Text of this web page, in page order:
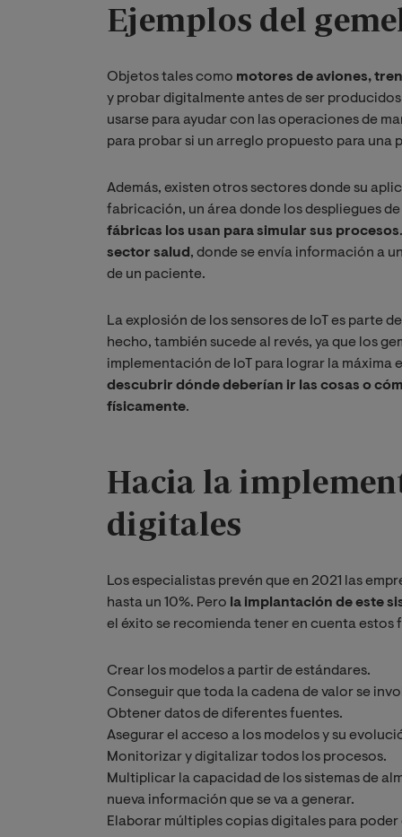
Ejemplos del
Objetos tales como motores de aviones,
y probar digitalmente antes de ser
usarse para ayudar con las operaciones de
para probar si un arreglo propuesto para una
Además, existen otros sectores donde su
fabricación, un área donde los despliegues
fábricas los usan para simular sus procesos
sector salud , donde se envía información a
de un paciente.
La explosión de los sensores de IoT es parte
hecho, también sucede al revés, ya que los
implementación de IoT para lograr la máxima
descubrir dónde deberían ir las cosas o
físicamente.
Hacia la
digitales
Los especialistas prevén que en 2021 las
hasta un 10%. Pero la implantación de este
el éxito se recomienda tener en cuenta estos
Crear los modelos a partir de estándares.
Conseguir que toda la cadena de valor se
Obtener datos de diferentes fuentes.
Asegurar el acceso a los modelos y su
Monitorizar y digitalizar todos los procesos.
Multiplicar la capacidad de los sistemas de
nueva información que se va a generar.
Elaborar múltiples copias digitales para